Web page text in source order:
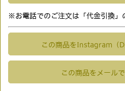
※お電話でのご注文は「代金引換」
この商品をInstagram（
この商品をメール